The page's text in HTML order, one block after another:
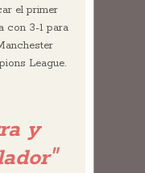
el primer
con 3-1 para
League.
y